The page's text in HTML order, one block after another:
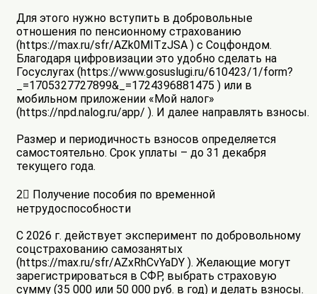
Для этого нужно вступить в добровольные
отношения по пенсионному страхованию
(https://max.ru/sfr/AZk0MITzJSA ) с Соцфондом.
Благодаря цифровизации это удобно сделать на
Госуслугах (https://www.gosuslugi.ru/610423/1/form?
_=1705327727899&_=1724396881475 ) или в
мобильном приложении «Мой налог»
(https://npd.nalog.ru/app/ ). И далее направлять взносы.
Размер и периодичность взносов определяется
самостоятельно. Срок уплаты – до 31 декабря
текущего года.
2⃣ Получение пособия по временной
нетрудоспособности
С 2026 г. действует эксперимент по добровольному
соцстрахованию самозанятых
(https://max.ru/sfr/AZxRhCvYaDY ). Желающие могут
зарегистрироваться в СФР, выбрать страховую
сумму (35 000 или 50 000 руб. в год) и делать взносы.